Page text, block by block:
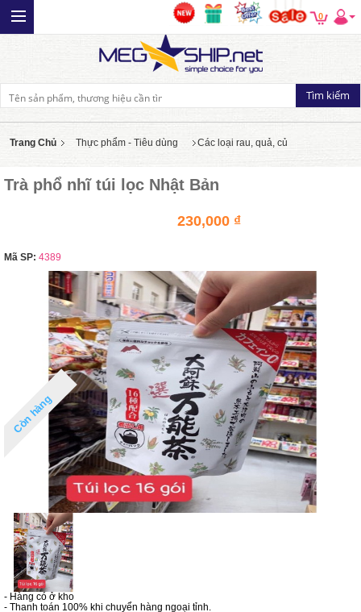
0
Trang Chủ Thực phẩm - Tiêu dùng Các loại rau, quả, củ
Trà phổ nhĩ túi lọc Nhật Bản
230,000 ₫
Mã SP: 4389
Còn hàng
- Hàng có ở kho
- Thanh toán 100% khi chuyển hàng ngoại tỉnh.